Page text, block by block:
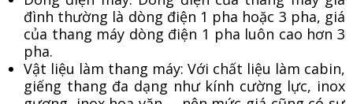
đình thường là dòng điện 1 pha hoặc 3 pha, giá
của thang máy dòng điện 1 pha luôn cao hơn 3
pha.
Vật liệu làm thang máy: Với chất liệu làm cabin,
giếng thang đa dạng như kính cường lực, inox